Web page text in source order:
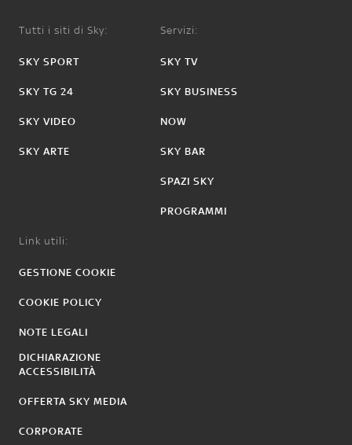
Tutti i siti di Sky:
SKY SPORT
SKY TG 24
SKY VIDEO
SKY ARTE
Servizi:
SKY TV
SKY BUSINESS
NOW
SKY BAR
SPAZI SKY
PROGRAMMI
Link utili:
GESTIONE COOKIE
COOKIE POLICY
NOTE LEGALI
DICHIARAZIONE
ACCESSIBILITÀ
OFFERTA SKY MEDIA
CORPORATE